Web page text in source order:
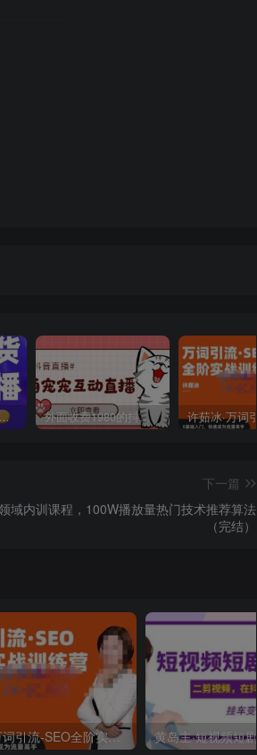
播运营课程，主播运营二合一实操课 外面收费1980的抖音萌宠宠直播项目，可虚拟人直播，抖音报白，实时互动直播【软件+详细教程】
下一篇
域内训课程，100W播放量热门技术推荐算法
（完结）
许茹冰·万词引流-SEO全阶实战训练营，0基础入门，快速成为流量高手